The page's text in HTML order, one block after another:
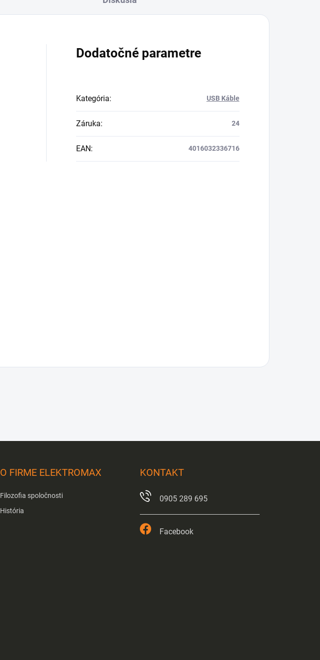
Dodatočné parametre
Kategória: USB Káble
Záruka: 24
EAN: 4016032336716
O FIRME ELEKTROMAX
Filozofia spoločnosti
História
KONTAKT
0905 289 695
Facebook